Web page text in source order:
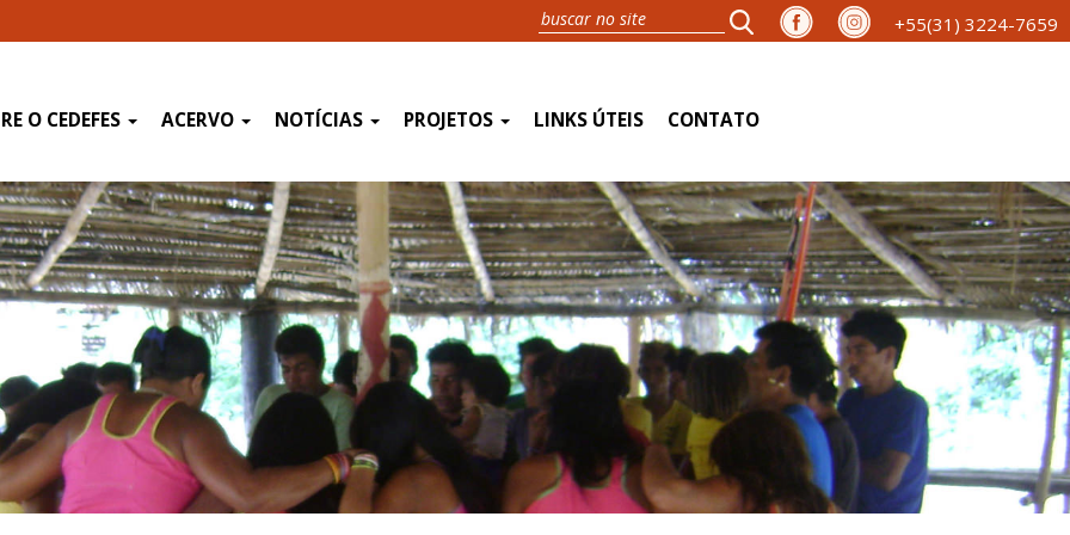
+55(31) 3224-7659
O CEDEFES ACERVO NOTÍCIAS PROJETOS LINKS ÚTEIS CONTATO